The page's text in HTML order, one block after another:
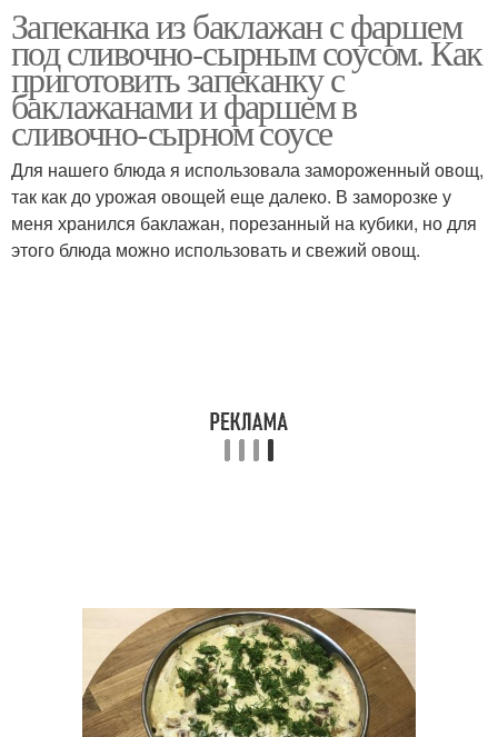
Запеканка из баклажан с фаршем
под сливочно-сырным соусом. Как
приготовить запеканку с
баклажанами и фаршем в
сливочно-сырном соусе
Для нашего блюда я использовала замороженный овощ,
так как до урожая овощей еще далеко. В заморозке у
меня хранился баклажан, порезанный на кубики, но для
этого блюда можно использовать и свежий овощ.